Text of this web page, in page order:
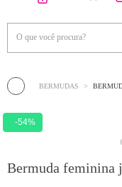
BERMUDAS
-54%
Bermuda feminina